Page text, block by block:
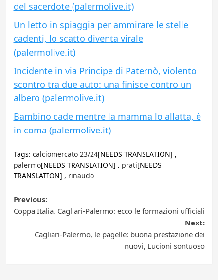
del sacerdote (palermolive.it)
Un letto in spiaggia per ammirare le stelle
cadenti, lo scatto diventa virale
(palermolive.it)
Incidente in via Principe di Paternò, violento
scontro tra due auto: una finisce contro un
albero (palermolive.it)
Bambino cade mentre la mamma lo allatta, è
in coma (palermolive.it)
Tags: calciomercato 23/24[NEEDS TRANSLATION] ,
palermo[NEEDS TRANSLATION] , prati[NEEDS
TRANSLATION] , rinaudo
Post
navigation
Previous:
Coppa Italia, Cagliari-Palermo: ecco le formazioni ufficiali
Next:
Cagliari-Palermo, le pagelle: buona prestazione dei
nuovi, Lucioni sontuoso